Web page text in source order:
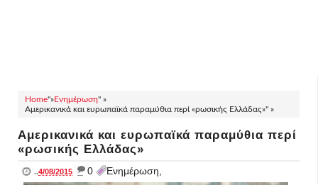
Home"»Ενημέρωση" »
Αμερικανικά και ευρωπαϊκά παραμύθια περί «ρωσικής Ελλάδας»" »
Αμερικανικά και ευρωπαϊκά παραμύθια περί
«ρωσικής Ελλάδας»
..4/08/2015 _ 0 Ενημέρωση,